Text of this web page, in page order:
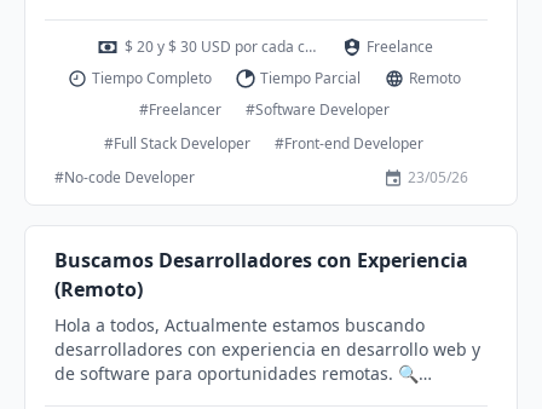
de software. 🤝 Remuneración por recomendación •
Gana entre 20 y 30 USD por cada candidato
cualificado que se incorpore con éxito. 📋 Requisitos
para el desarrollador • Experiencia en desarrollo web
o de software • Inglés fluido (nivel B2 o superior) •
Hablante nativo de portugués o español • Profesional
y cómodo en videollamadas • Excelentes habilidades
de comunicación y relaciones interpersonales 💰
Remuneración para el desarrollador • Tarifa por hora:
entre 5 y 20 USD (dependiendo de la experiencia,
disponibilidad y rendimiento) 📩 ¿Te interesa?
Envíanos un mensaje en inglés. Estaremos
encantados de ponernos en contacto contigo y
compartir más detalles. 📞 Contacto • Telegram:
@pstaradmin • WhatsApp: +57 315 ​​1436412
$ 20 y $ 30 USD por cada candidata calificada
Freelance
Tiempo Completo
Tiempo Parcial
Remoto
#Freelancer
#Software Developer
#Full Stack Developer
#Front-end Developer
#No-code Developer
23/05/26
Buscamos Desarrolladores con Experiencia
(Remoto)
Hola a todos, Actualmente estamos buscando
desarrolladores con experiencia en desarrollo web y
de software para oportunidades remotas. 🔍